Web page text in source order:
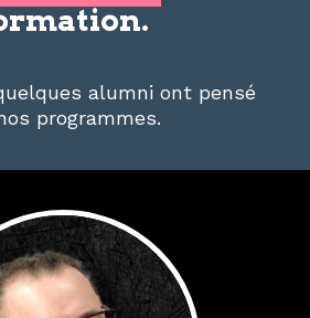
alumni ont pensé
programmes.